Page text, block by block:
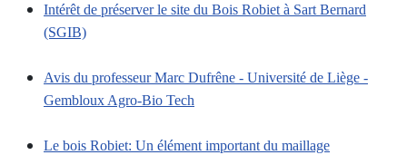
Intérêt de préserver le site du Bois Robiet à Sart Bernard
(SGIB)
Avis du professeur Marc Dufrêne - Université de Liège -
Gembloux Agro-Bio Tech
Le bois Robiet: Un élément important du maillage